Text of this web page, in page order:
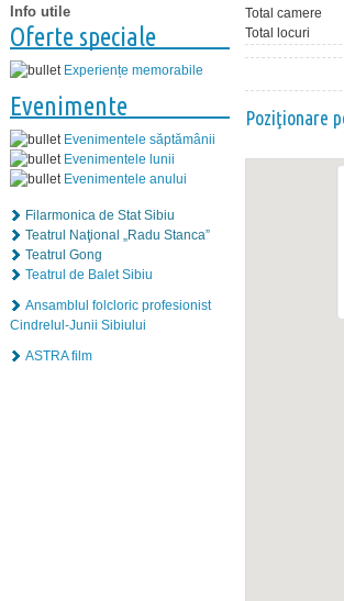
Info utile
Oferte speciale
Experiențe memorabile
Evenimente
Evenimentele săptămânii
Evenimentele lunii
Evenimentele anului
Filarmonica de Stat Sibiu
Teatrul Naţional „Radu Stanca”
Teatrul Gong
Teatrul de Balet Sibiu
Ansamblul folcloric profesionist
Cindrelul-Junii Sibiului
ASTRA film
Total camere
Total locuri
Poziţionare